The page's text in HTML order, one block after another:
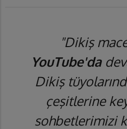
"Dikiş
YouTube'da
Dikiş
çeşitlerine
sohbetlerimizi